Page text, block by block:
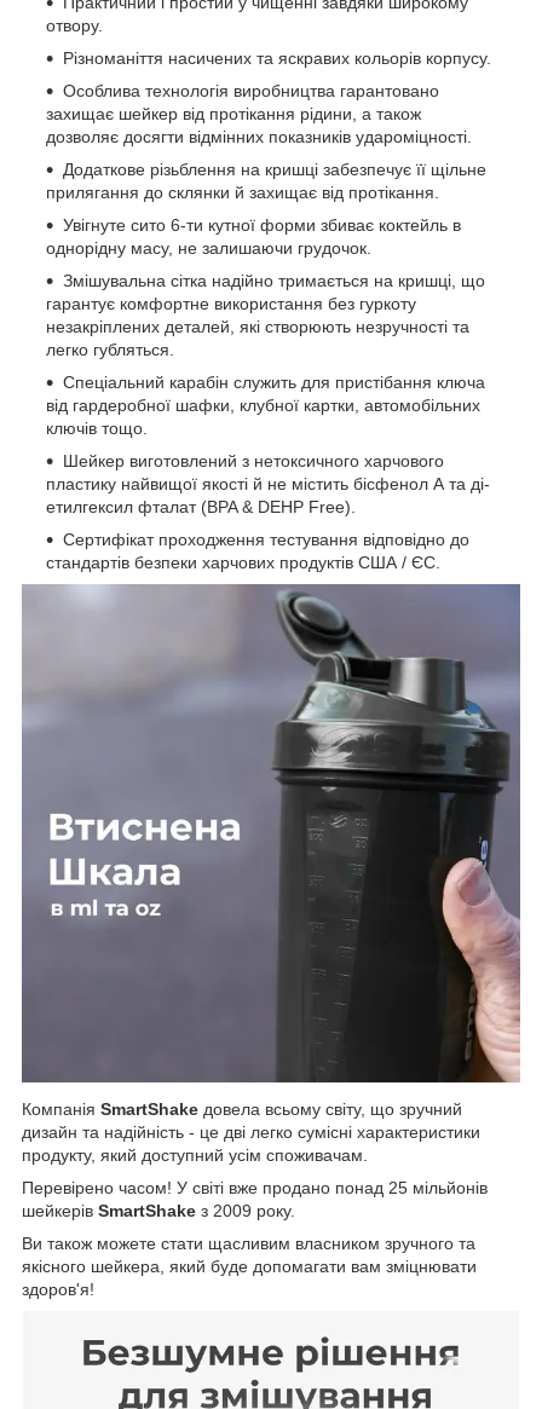
отвору.
Різноманіття насичених та яскравих кольорів корпусу.
Особлива технологія виробництва гарантовано
захищає шейкер від протікання рідини, а також
дозволяє досягти відмінних показників удароміцності.
Додаткове різьблення на кришці забезпечує її щільне
прилягання до склянки й захищає від протікання.
Увігнуте сито 6-ти кутної форми збиває коктейль в
однорідну масу, не залишаючи грудочок.
Змішувальна сітка надійно тримається на кришці, що
гарантує комфортне використання без гуркоту
незакріплених деталей, які створюють незручності та
легко губляться.
Спеціальний карабін служить для пристібання ключа
від гардеробної шафки, клубної картки, автомобільних
ключів тощо.
Шейкер виготовлений з нетоксичного харчового
пластику найвищої якості й не містить бісфенол А та ді-
етилгексил фталат (BPA & DEHP Free).
Сертифікат проходження тестування відповідно до
стандартів безпеки харчових продуктів США / ЄС.
Компанія SmartShake довела всьому світу, що зручний
дизайн та надійність - це дві легко сумісні характеристики
продукту, який доступний усім споживачам.
Перевірено часом! У світі вже продано понад 25 мільйонів
шейкерів SmartShake з 2009 року.
Ви також можете стати щасливим власником зручного та
якісного шейкера, який буде допомагати вам зміцнювати
здоров'я!